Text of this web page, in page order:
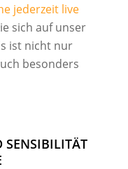
jederzeit live
sich auf unser
ist nicht nur
besonders
SENSIBILITÄT